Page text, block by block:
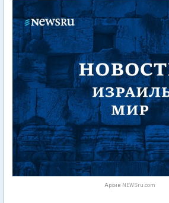
Архив NEWSru.com